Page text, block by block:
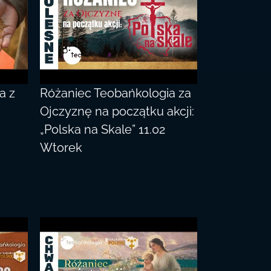
z
Różaniec Teobańkologia za
Ojczyznę na początku akcji:
„Polska na Skale” 11.02
Wtorek